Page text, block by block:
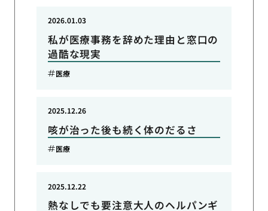
私が医療事務を辞めた理由と窓口の
過酷な現実
2026.01.03
医療
咳が治った後も続く体のだるさ
2025.12.26
医療
熱なしでも要注意大人のヘルパンギ
2025.12.22